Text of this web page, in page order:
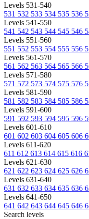
Levels 531-540
531 532 533 534 535 536
Levels 541-550
541 542 543 544 545 546
Levels 551-560
551 552 553 554 555 556
Levels 561-570
561 562 563 564 565 566
Levels 571-580
571 572 573 574 575 576
Levels 581-590
581 582 583 584 585 586
Levels 591-600
591 592 593 594 595 596
Levels 601-610
601 602 603 604 605 606
Levels 611-620
611 612 613 614 615 616
Levels 621-630
621 622 623 624 625 626
Levels 631-640
631 632 633 634 635 636
Levels 641-650
641 642 643 644 645 646
Search levels